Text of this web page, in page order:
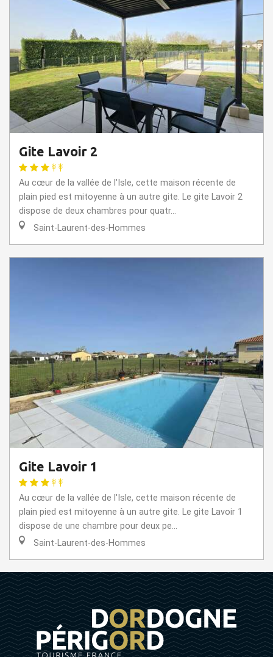
Gite Lavoir 2
Au cœur de la vallée de l'Isle, cette maison récente de
plain pied est mitoyenne à un autre gite. Le gite Lavoir 2
dispose de deux chambres pour quatr...
Saint-Laurent-des-Hommes
Gite Lavoir 1
Au cœur de la vallée de l'Isle, cette maison récente de
plain pied est mitoyenne à un autre gite. Le gite Lavoir 1
dispose de une chambre pour deux pe...
Saint-Laurent-des-Hommes